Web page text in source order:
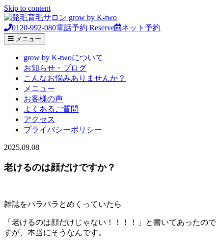
Skip to content
0120-992-080電話予約 Reserve ネット予約
メニュー
grow by K-twoについて
お知らせ・ブログ
こんなお悩みありませんか？
メニュー
お客様の声
よくあるご質問
アクセス
プライバシーポリシー
2025.09.08
老けるのは顔だけですか？
雑誌をパラパラとめくっていたら
「老けるのは顔だけじゃない！！！！」と書いてあったので
すが、本当にそうなんです。